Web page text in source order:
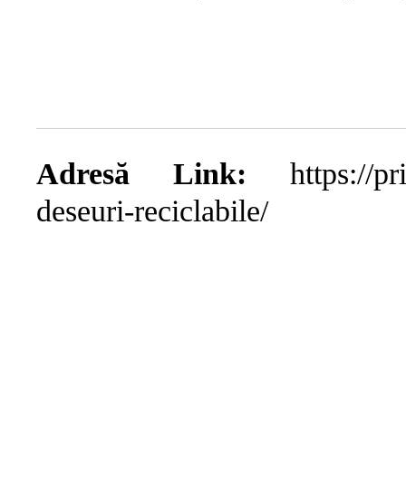
Adresă Link: https://
deseuri-reciclabile/